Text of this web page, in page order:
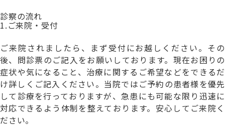
診察の流れ
1.ご来院・受付
ご来院されましたら、まず受付にお越しください。その
後、問診票のご記入をお願いしております。現在お困りの
症状や気になること、治療に関するご希望などをできるだ
け詳しくご記入ください。当院ではご予約の患者様を優先
して診療を行っておりますが、急患にも可能な限り迅速に
対応できるよう体制を整えております。安心してご来院く
ださい。